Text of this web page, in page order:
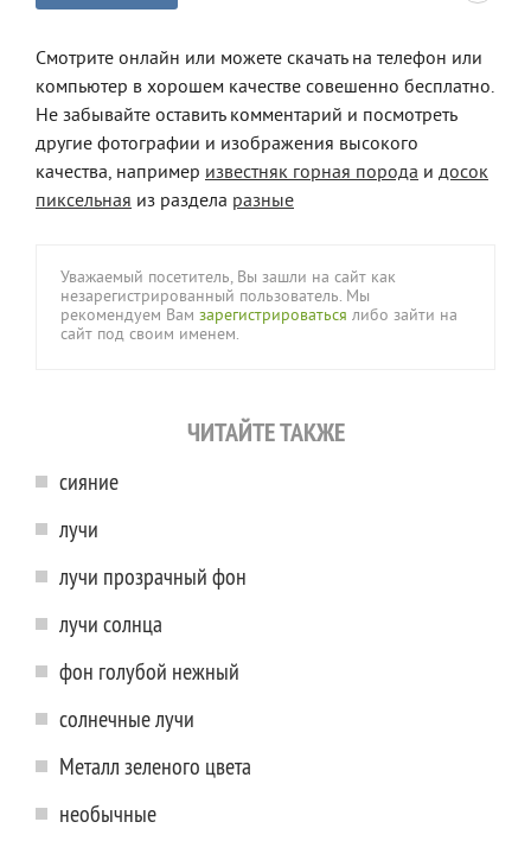
Смотрите онлайн или можете скачать на телефон или
компьютер в хорошем качестве совешенно бесплатно.
Не забывайте оставить комментарий и посмотреть
другие фотографии и изображения высокого
качества, например известняк горная порода и досок
пиксельная из раздела разные
Уважаемый посетитель, Вы зашли на сайт как
незарегистрированный пользователь. Мы
рекомендуем Вам зарегистрироваться либо зайти на
сайт под своим именем.
ЧИТАЙТЕ ТАКЖЕ
сияние
лучи
лучи прозрачный фон
лучи солнца
фон голубой нежный
солнечные лучи
Металл зеленого цвета
необычные